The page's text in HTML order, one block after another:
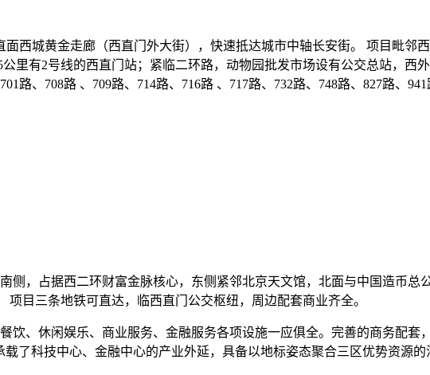
西城黄金走廊（西直门外大街），快速抵达城市中轴长安街。 项目毗邻
里有2号线的西直门站；紧临二环路，动物园批发市场设有公交总站，西外
路、708路 、709路、714路、716路 、717路、732路、748路、827路、
侧，占据西二环财富金脉核心，东侧紧邻北京天文馆，北面与中国造币
项目三条地铁可直达，临西直门公交枢纽，周边配套商业齐全。
饮、休闲娱乐、商业服务、金融服务各项设施一应俱全。完善的商务配
了科技中心、金融中心的产业外延，具备以地标姿态聚合三区优势资源的